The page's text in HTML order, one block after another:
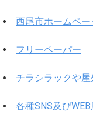
西尾市ホームペ
フリーペーパー
チラシラックや屋
各種SNS及び